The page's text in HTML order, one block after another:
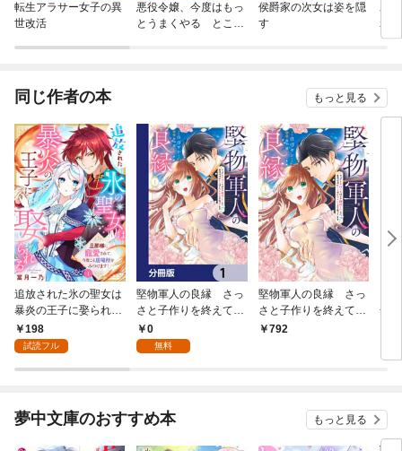
転生アラサー女子の異
世改活
悪役令嬢、今度はもっ
とうまくやる ところ
侯爵家の次女は姿を隠
す
氷
れ
同じ作者の本 もっと見る
追放された氷の聖女は
暴炎の王子に娶られる
～旦那様に寵愛され
て、今度こそ居場所を
198
試読フル
堅物軍人の良縁 さっ
さと子作りを終えて離
婚したいのに、毎晩記
憶がトぶほど愛される
0
無料
堅物軍人の良縁 さっ
さと子作りを終えて離
婚したいのに、毎晩記
792
全
が
夢中文庫のおすすめ本 もっと見る